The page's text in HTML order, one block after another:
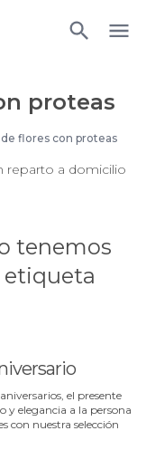
proteas
flores con proteas
reparto a domicilio
tenemos
etiqueta
el presente
y elegancia a la persona
con nuestra selección